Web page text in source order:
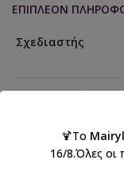
ΕΠΙΠΛΈΟΝ
Σχεδιαστής
ΑΠΟΣΤΟΛΉ &
🍹Το
16/8.Όλες οι